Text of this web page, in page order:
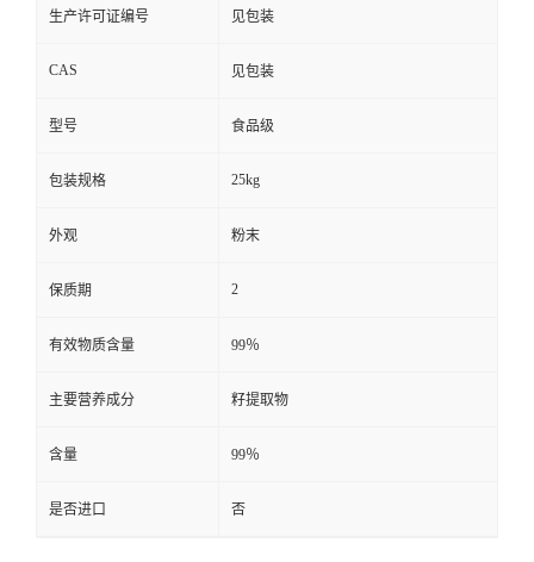
生产许可证编号 见包装
CAS 见包装
型号 食品级
包装规格 25kg
外观 粉末
保质期 2
有效物质含量 99％
主要营养成分 籽提取物
含量 99％
是否进口 否